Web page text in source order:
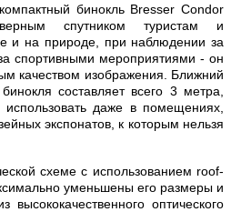
бинокль Bresser Condor
спутником туристам и
и на природе, при наблюдении за
спортивными мероприятиями - он
качеством изображения. Ближний
составляет всего 3 метра,
даже в помещениях,
экспонатов, к которым нельзя
схеме с использованием roof-
уменьшены его размеры и
оптического